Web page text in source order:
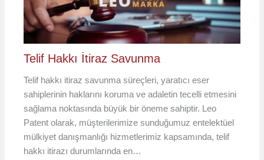
Telif Hakkı İtiraz Savunma
Telif hakkı itiraz savunma süreçleri, yaratıcı eser
sahiplerinin haklarını koruma ve adaletin tecelli etmesini
sağlama noktasında büyük bir öneme sahiptir. Leo
Patent olarak, müşterilerimize sunduğumuz entelektüel
mülkiyet danışmanlığı hizmetlerimiz kapsamında, telif
hakkı itirazı durumlarında en…